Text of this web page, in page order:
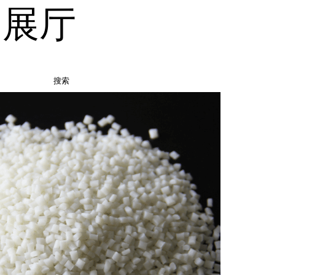
厅
搜索